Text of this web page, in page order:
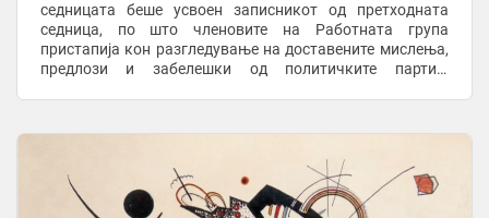
седницата беше усвоен записникот од претходната
седница, по што членовите на Работната група
пристапија кон разгледување на доставените мислења,
предлози и забелешки од политичките партии,